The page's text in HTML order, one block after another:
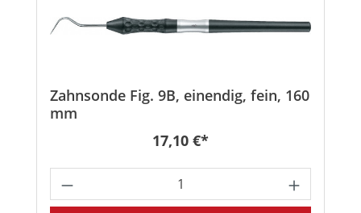
Zahnsonde Fig. 9B, einendig, fein, 160
mm
Regulärer Preis:
17,10 €*
Produkt Anzahl: Gib den